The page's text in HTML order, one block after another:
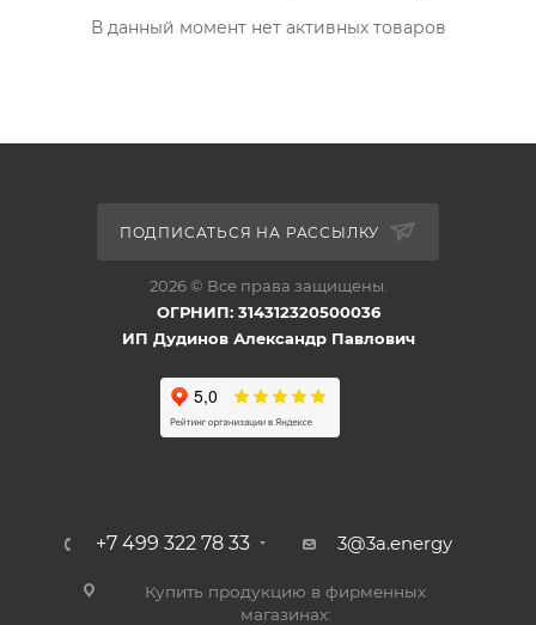
В данный момент нет активных товаров
ПОДПИСАТЬСЯ НА РАССЫЛКУ
2026 © Все права защищены.
ОГРНИП: 314312320500036
ИП Дудинов Александр Павлович
+7 499 322 78 33 3@3a.energy
Купить продукцию в фирменных
магазинах: